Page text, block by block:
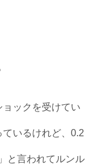
ックを受けてい
いるけれど、0.2
と言われてルンル